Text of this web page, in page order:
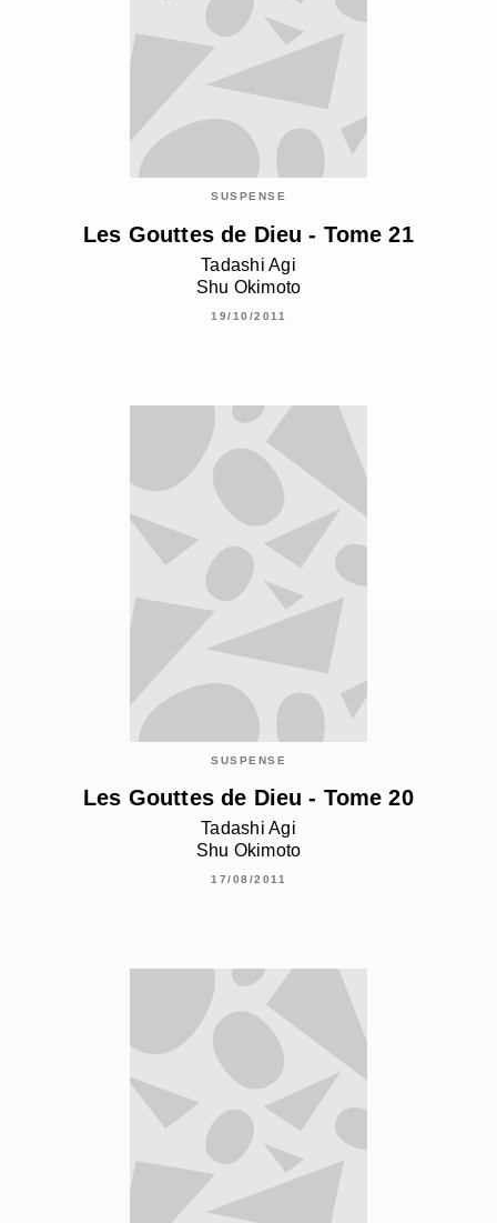
SUSPENSE
Les Gouttes de Dieu - Tome 21
Tadashi Agi
Shu Okimoto
19/10/2011
SUSPENSE
Les Gouttes de Dieu - Tome 20
Tadashi Agi
Shu Okimoto
17/08/2011